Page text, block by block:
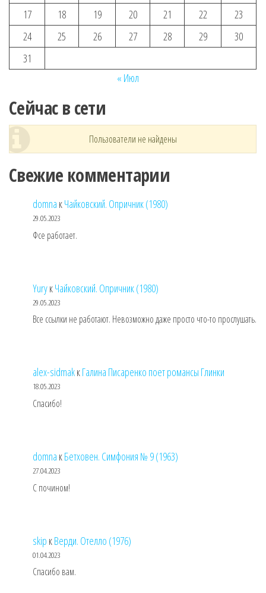
17
18 19 20 21 22
23
24
25 26 27 28 29
30
31
« Июл
Сейчас в сети
Пользователи не найдены
Свежие комментарии
domna кЧайковский. Опричник (1980)
29.05.2023
Фсе работает.
YuryкЧайковский. Опричник (1980)
29.05.2023
Все ссылки не работают. Невозможно даже просто что-то прослушать.
alex-sidmakкГалина Писаренко поет романсы Глинки
18.05.2023
Спасибо!
domna кБетховен. Симфония № 9 (1963)
27.04.2023
С почином!
skip кВерди. Отелло (1976)
01.04.2023
Спасибо вам.